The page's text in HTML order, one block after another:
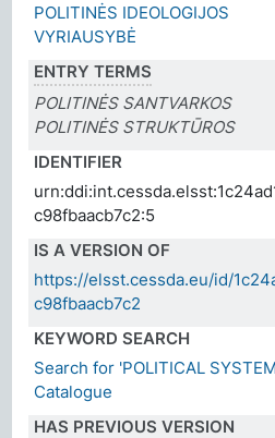
POLITINĖS IDEOLOGIJOS
VYRIAUSYBĖ
ENTRY TERMS
POLITINĖS SANTVARKOS
POLITINĖS STRUKTŪROS
IDENTIFIER
c98fbaacb7c2:5
IS A VERSION OF
https://elsst.cessda.eu/id/
c98fbaacb7c2
KEYWORD SEARCH
Search for 'POLITICAL
Catalogue
HAS PREVIOUS VERSION